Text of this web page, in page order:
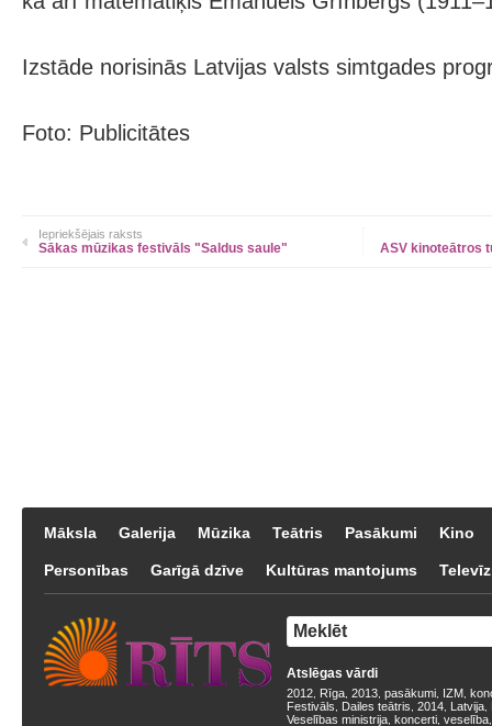
Izstāde norisinās Latvijas valsts simtgades
Foto: Publicitātes
Iepriekšējais raksts
Sākas mūzikas festivāls "Saldus saule" ASV kinoteātros
Māksla Galerija Mūzika Teātris Pasākumi Kino
Personības Garīgā dzīve Kultūras mantojums
Atslēgas vārdi
2012 Rīga 2013 pasākumi IZM
Festivāls
Dailes teātris 2014 Latvija
Veselības ministrija koncerti veselība